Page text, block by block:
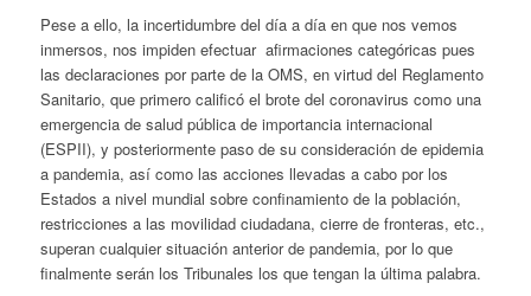
Pese a ello, la incertidumbre del día a día en que nos vemos
inmersos, nos impiden efectuar afirmaciones categóricas pues
las declaraciones por parte de la OMS, en virtud del Reglamento
Sanitario, que primero calificó el brote del coronavirus como una
emergencia de salud pública de importancia internacional
(ESPII), y posteriormente paso de su consideración de epidemia
a pandemia, así como las acciones llevadas a cabo por los
Estados a nivel mundial sobre confinamiento de la población,
restricciones a las movilidad ciudadana, cierre de fronteras, etc.,
superan cualquier situación anterior de pandemia, por lo que
finalmente serán los Tribunales los que tengan la última palabra.